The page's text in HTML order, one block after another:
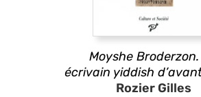
Moyshe
écrivain yiddish
Rozier Gilles